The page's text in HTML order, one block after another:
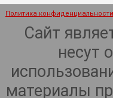
Политика
Сайт
несут
материалы